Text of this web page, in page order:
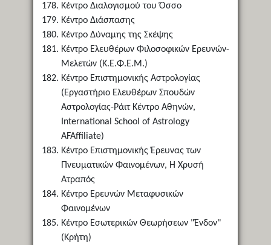
Κέντρο Διαλογισμού του Όσσο
Κέντρο Διάσπασης
Κέντρο Δύναμης της Σκέψης
Κέντρο Ελευθέρων Φιλοσοφικών Ερευνών-
Μελετών (Κ.Ε.Φ.Ε.Μ.)
Κέντρο Επιστημονικής Αστρολογίας
(Εργαστήριο Ελευθέρων Σπουδών
Αστρολογίας-Ράιτ Κέντρο Αθηνών,
International School of Astrology
AFAffiliate)
Κέντρο Επιστημονικής Έρευνας των
Πνευματικών Φαινομένων, Η Χρυσή
Ατραπός
Κέντρο Ερευνών Μεταφυσικών
Φαινομένων
Κέντρο Εσωτερικών Θεωρήσεων "Ένδον"
(Κρήτη)